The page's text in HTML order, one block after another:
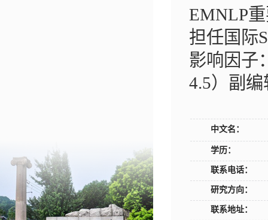
EMNLP
担任国际
影响因子
4.5）副编
中文名：
学历：
联系电话：
研究方向：
联系地址：